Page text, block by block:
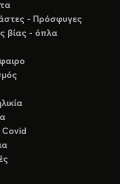
- Πρόσφυγες
βίας - όπλα
Covid